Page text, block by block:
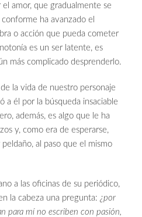
amor, que gradualmente se
ha avanzado el
o acción que pueda cometer
es un ser latente, es
más complicado desprenderlo.
la vida de nuestro personaje
a él por la búsqueda insaciable
además, es algo que le ha
y, como era de esperarse,
al paso que el mismo
a las oficinas de su periódico,
la cabeza una pregunta: ¿por
para mí no escriben con pasión,